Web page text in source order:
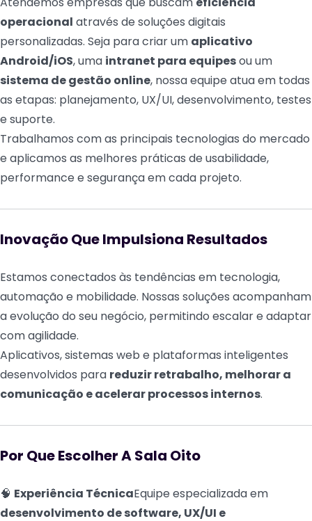
operacional através de soluções digitais
personalizadas. Seja para criar um aplicativo
Android/iOS, uma intranet para equipesou um
sistema de gestão online, nossa equipe atua em todas
as etapas: planejamento, UX/UI, desenvolvimento, testes
e suporte.
Trabalhamos com as principais tecnologias do mercado
e aplicamos as melhores práticas de usabilidade,
performance e segurança em cada projeto.
Inovação Que Impulsiona Resultados
Estamos conectados às tendências em tecnologia,
automação e mobilidade. Nossas soluções acompanham
a evolução do seu negócio, permitindo escalar e adaptar
com agilidade.
Aplicativos, sistemas web e plataformas inteligentes
desenvolvidos para reduzir retrabalho, melhorar a
comunicação e acelerar processos internos.
Por Que Escolher A Sala Oito
🧠 Experiência TécnicaEquipe especializada em
desenvolvimento de software, UX/UI e